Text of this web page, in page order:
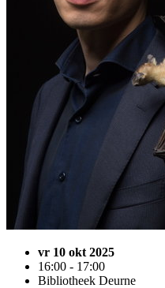
vr 10 okt 2025
16:00 - 17:00
Bibliotheek Deurne